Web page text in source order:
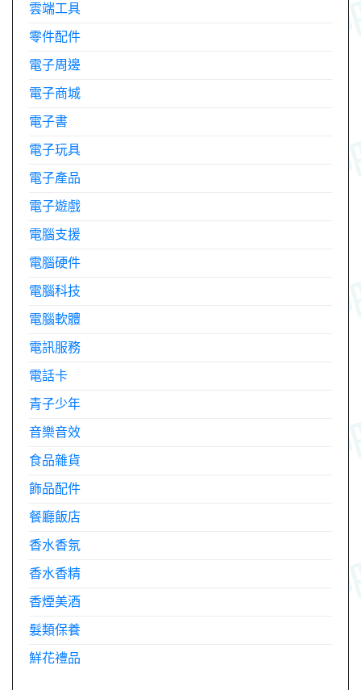
雲端工具
零件配件
電子周邊
電子商城
電子書
電子玩具
電子產品
電子遊戲
電腦支援
電腦硬件
電腦科技
電腦軟體
電訊服務
電話卡
青子少年
音樂音效
食品雜貨
飾品配件
餐廳飯店
香水香氛
香水香精
香煙美酒
髮類保養
鮮花禮品